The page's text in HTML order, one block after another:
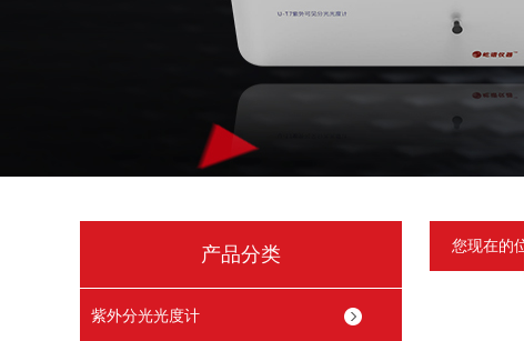
产品分类
紫外分光光度计
您现在的